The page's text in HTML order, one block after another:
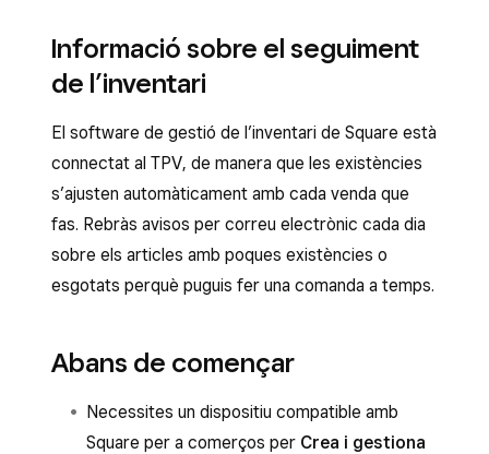
Informació sobre el seguiment
de l’inventari
El software de gestió de l’inventari de Square està
connectat al TPV, de manera que les existències
s’ajusten automàticament amb cada venda que
fas. Rebràs avisos per correu electrònic cada dia
sobre els articles amb poques existències o
esgotats perquè puguis fer una comanda a temps.
Abans de començar
Necessites un dispositiu compatible amb
Square per a comerços per Crea i gestiona